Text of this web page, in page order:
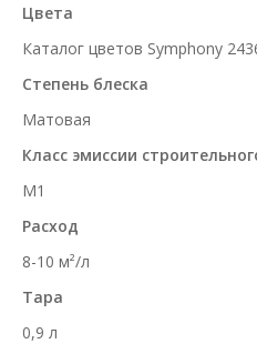
Цвета
Каталог цветов Symphony
Степень блеска
Матовая
Класс эмиссии
M1
Расход
8-10 м²/л
Тара
0,9 л